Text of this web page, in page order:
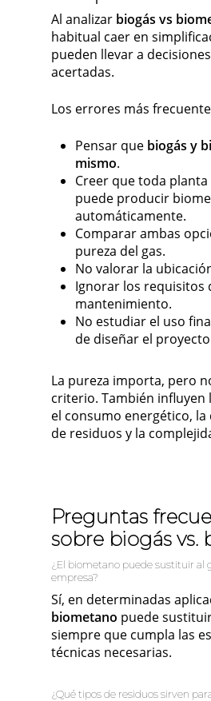
Al analizar biogás vs
habitual caer en
pueden llevar a
acertadas.
Los errores más
Pensar que biogás y
mismo.
Creer que toda planta
puede producir
automáticamente.
Comparar ambas
pureza del gas.
No valorar la
Ignorar los requisitos
mantenimiento.
No estudiar el uso
de diseñar el
La pureza importa, pero
criterio. También influyen
el consumo energético,
de residuos y la
Preguntas
sobre biogás vs.
¿El biometano puede sustituir al
empresa?
Sí, en determinadas
biometano puede
siempre que cumpla las
técnicas necesarias.
¿Qué tipos de residuos sirven